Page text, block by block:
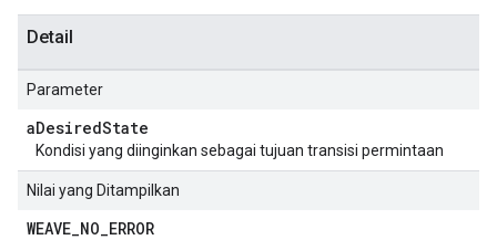
Detail
Parameter
aDesiredState
Kondisi yang diinginkan sebagai tujuan transisi permintaan
Nilai yang Ditampilkan
WEAVE_NO_ERROR